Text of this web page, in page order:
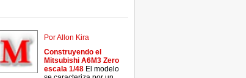
Por Allon Kira
Construyendo el
Mitsubishi A6M3 Zero
escala 1/48 El modelo